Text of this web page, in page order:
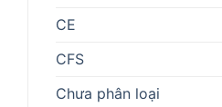
CE
CFS
Chưa phân loại